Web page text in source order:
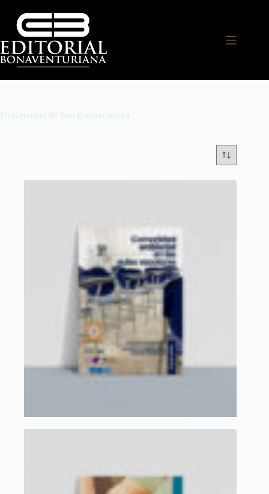
Universidad de San Buenaventura